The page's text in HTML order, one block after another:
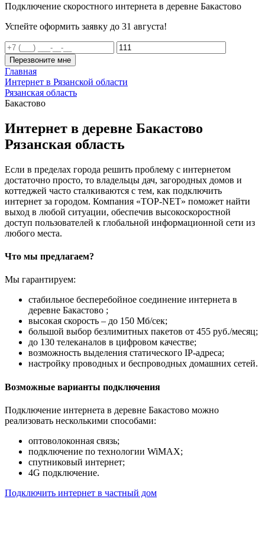
Подключение скоростного интернета в деревне Бакастово
Успейте оформить заявку до 31 августа!
Перезвоните мне
Главная
Интернет в Рязанской области
Рязанская область
Бакастово
Интернет в деревне Бакастово
Рязанская область
Если в пределах города решить проблему с интернетом
достаточно просто, то владельцы дач, загородных домов и
коттеджей часто сталкиваются с тем, как подключить
интернет за городом. Компания «TOP-NET» поможет найти
выход в любой ситуации, обеспечив высокоскоростной
доступ пользователей к глобальной информационной сети из
любого места.
Что мы предлагаем?
Мы гарантируем:
стабильное бесперебойное соединение интернета в
деревне Бакастово ;
высокая скорость – до 150 Мб/сек;
большой выбор безлимитных пакетов от 455 руб./месяц;
до 130 телеканалов в цифровом качестве;
возможность выделения статического IP-адреса;
настройку проводных и беспроводных домашних сетей.
Возможные варианты подключения
Подключение интернета в деревне Бакастово можно
реализовать несколькими способами:
оптоволоконная связь;
подключение по технологии WiMAX;
спутниковый интернет;
4G подключение.
Подключить интернет в частный дом